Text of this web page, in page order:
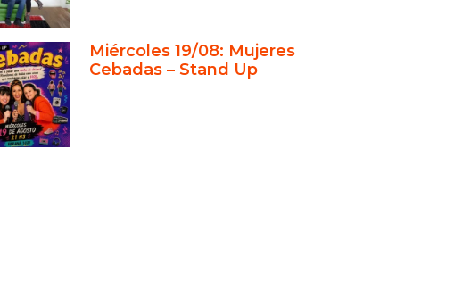
corazón de Recoleta
Miércoles 19/08: Mujeres
Cebadas – Stand Up